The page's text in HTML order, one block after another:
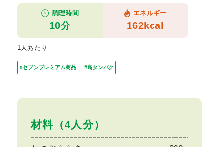
材料（4人分）
調理時間
10分
エネルギー
162kcal
1人あたり
#セブンプレミアム商品 #高タンパク